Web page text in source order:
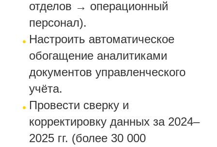
отделов → операционный
персонал).
Настроить автоматическое
обогащение аналитиками
документов управленческого
учёта.
Провести сверку и
корректировку данных за 2024–
2025 гг. (более 30 000